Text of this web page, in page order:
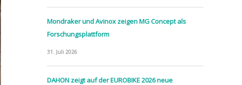
Mondraker und Avinox zeigen MG Concept als
Forschungsplattform
31. Juli 2026
DAHON zeigt auf der EUROBIKE 2026 neue